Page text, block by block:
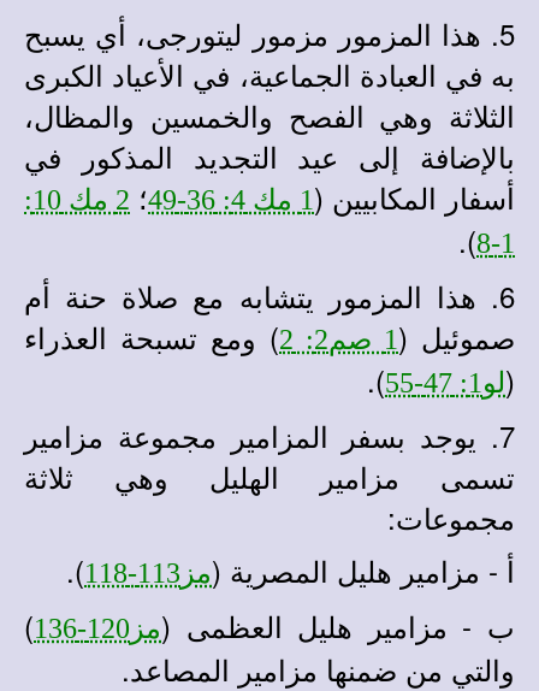
5. هذا المزمور مزمور ليتورجى، أي يسبح
به في العبادة الجماعية، في الأعياد الكبرى
الثلاثة وهي الفصح والخمسين والمظال،
بالإضافة إلى عيد التجديد المذكور في
أسفار المكابيين (1 مك 4: 36-49 ؛
2 مك 10:
1-8
).
6. هذا المزمور يتشابه مع صلاة حنة أم
صموئيل (1 صم2: 2
) ومع تسبحة العذراء
(لو1: 47-55
).
7. يوجد بسفر المزامير مجموعة مزامير
تسمى مزامير الهليل وهي ثلاثة
مجموعات:
أ - مزامير هليل المصرية (مز113-118
).
ب - مزامير هليل العظمى (مز120-136
)
والتي من ضمنها مزامير المصاعد.